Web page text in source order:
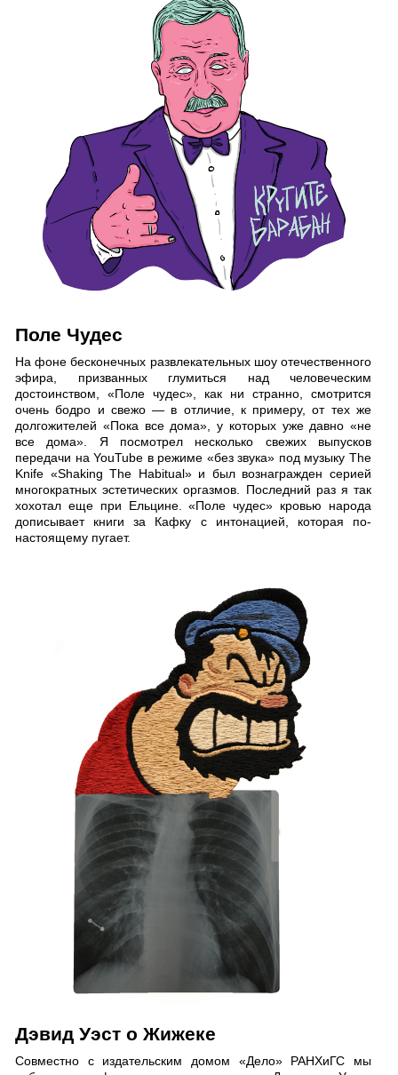
Поле Чудес
На фоне бесконечных развлекательных шоу отечественного
эфира, призванных глумиться над человеческим
достоинством, «Поле чудес», как ни странно, смотрится
очень бодро и свежо — в отличие, к примеру, от тех же
долгожителей «Пока все дома», у которых уже давно «не
все дома». Я посмотрел несколько свежих выпусков
передачи на YouTube в режиме «без звука» под музыку The
Knife «Shaking The Habitual» и был вознагражден серией
многократных эстетических оргазмов. Последний раз я так
хохотал еще при Ельцине. «Поле чудес» кровью народа
дописывает книги за Кафку с интонацией, которая по-
настоящему пугает.
Дэвид Уэст о Жижеке
Совместно с издательским домом «Дело» РАНХиГС мы